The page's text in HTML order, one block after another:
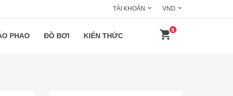
TÀI KHOẢN VND
PHAO ĐỒ BƠI KIẾN THỨC
0